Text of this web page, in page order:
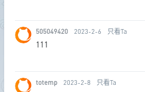
505049420 2023-2-6 只看Ta
111
totemp 2023-2-8 只看Ta